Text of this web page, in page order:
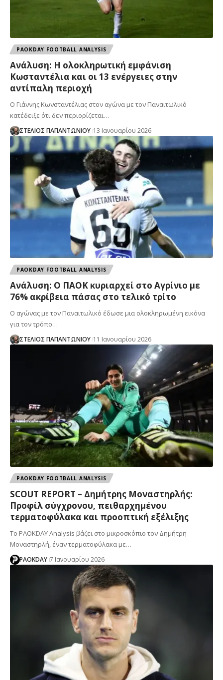
PAOKDAY FOOTBALL ANALYSIS
Ανάλυση: Η ολοκληρωτική εμφάνιση
Κωσταντέλια και οι 13 ενέργειες στην
αντίπαλη περιοχή
Ο Γιάννης Κωνσταντέλιας στον αγώνα με τον Παναιτωλικό
κατέδειξε ότι δεν περιορίζεται…
ΣΤΕΛΙΟΣ ΠΑΠΑΝΤΩΝΙΟΥ 13 Ιανουαρίου 2026
PAOKDAY FOOTBALL ANALYSIS
Ανάλυση: Ο ΠΑΟΚ κυριαρχεί στο Αγρίνιο με
76% ακρίβεια πάσας στο τελικό τρίτο
Ο αγώνας με τον Παναιτωλικό έδωσε μια ολοκληρωμένη εικόνα
για τον τρόπο…
ΣΤΕΛΙΟΣ ΠΑΠΑΝΤΩΝΙΟΥ 11 Ιανουαρίου 2026
PAOKDAY FOOTBALL ANALYSIS
SCOUT REPORT – Δημήτρης Μοναστηρλής:
Προφίλ σύγχρονου, πειθαρχημένου
τερματοφύλακα και προοπτική εξέλιξης
Το PAOKDAY Analysis βάζει στο μικροσκόπιο τον Δημήτρη
Μοναστηρλή, έναν τερματοφύλακα με…
PAOKDAY 7 Ιανουαρίου 2026